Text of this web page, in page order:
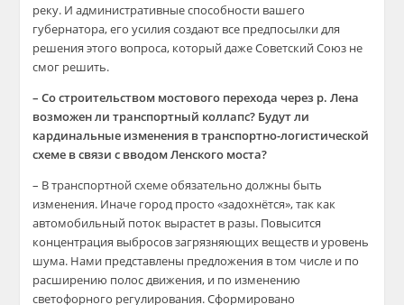
реку. И административные способности вашего
губернатора, его усилия создают все предпосылки для
решения этого вопроса, который даже Советский Союз не
смог решить.
– Со строительством мостового перехода через р. Лена
возможен ли транспортный коллапс? Будут ли
кардинальные изменения в транспортно-логистической
схеме в связи с вводом Ленского моста?
– В транспортной схеме обязательно должны быть
изменения. Иначе город просто «задохнётся», так как
автомобильный поток вырастет в разы. Повысится
концентрация выбросов загрязняющих веществ и уровень
шума. Нами представлены предложения в том числе и по
расширению полос движения, и по изменению
светофорного регулирования. Сформировано